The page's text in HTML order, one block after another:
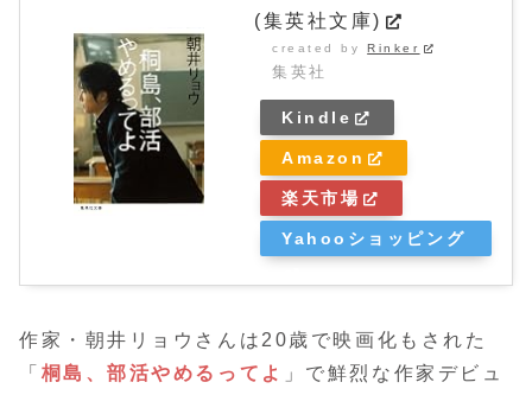
(集英社文庫)
created by Rinker
集英社
Kindle
Amazon
楽天市場
Yahooショッピング
作家・朝井リョウさんは20歳で映画化もされた
「 桐島、部活やめるってよ
」で鮮烈な作家デビュ